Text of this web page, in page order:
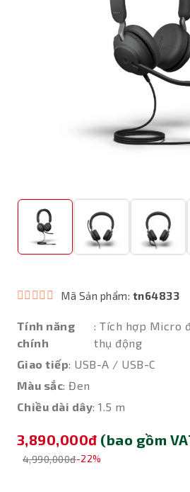
Mã Sản phẩm: tn64833
Tính năng
chính
: Tích hợp Micro
thụ động
Giao tiếp: USB-A / USB-C
Màu sắc: Đen
Chiều dài dây: 1.5 m
3,890,000đ (bao gồm
4,990,000đ-22%